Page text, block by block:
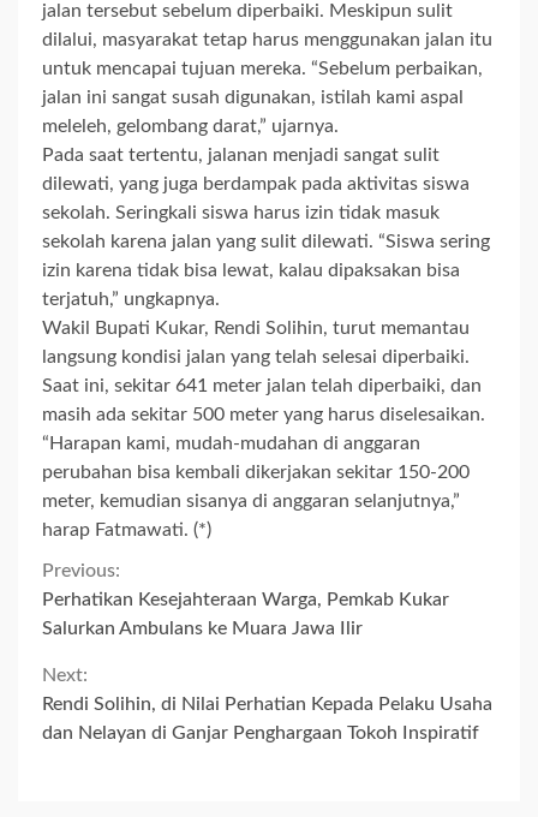
jalan tersebut sebelum diperbaiki. Meskipun sulit
dilalui, masyarakat tetap harus menggunakan jalan itu
untuk mencapai tujuan mereka. “Sebelum perbaikan,
jalan ini sangat susah digunakan, istilah kami aspal
meleleh, gelombang darat,” ujarnya.
Pada saat tertentu, jalanan menjadi sangat sulit
dilewati, yang juga berdampak pada aktivitas siswa
sekolah. Seringkali siswa harus izin tidak masuk
sekolah karena jalan yang sulit dilewati. “Siswa sering
izin karena tidak bisa lewat, kalau dipaksakan bisa
terjatuh,” ungkapnya.
Wakil Bupati Kukar, Rendi Solihin, turut memantau
langsung kondisi jalan yang telah selesai diperbaiki.
Saat ini, sekitar 641 meter jalan telah diperbaiki, dan
masih ada sekitar 500 meter yang harus diselesaikan.
“Harapan kami, mudah-mudahan di anggaran
perubahan bisa kembali dikerjakan sekitar 150-200
meter, kemudian sisanya di anggaran selanjutnya,”
harap Fatmawati. (*)
Continue
Reading
Previous:
Perhatikan Kesejahteraan Warga, Pemkab Kukar
Salurkan Ambulans ke Muara Jawa Ilir
Next:
Rendi Solihin, di Nilai Perhatian Kepada Pelaku Usaha
dan Nelayan di Ganjar Penghargaan Tokoh Inspiratif